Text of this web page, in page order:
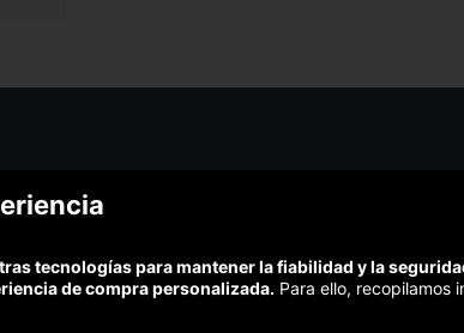
¿Cómo funciona Colectivia?
Trabaja con nosotros
Estudio turismo de verano 2020
tecnologías para mantener la fiabilidad y la
de compra personalizada. Para ello, recopilamos